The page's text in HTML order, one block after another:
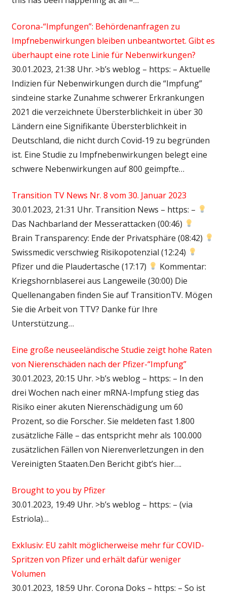
Corona-“Impfungen”: Behördenanfragen zu
Impfnebenwirkungen bleiben unbeantwortet. Gibt es
überhaupt eine rote Linie für Nebenwirkungen?
30.01.2023, 21:38 Uhr. >b’s weblog – https: – Aktuelle
Indizien für Nebenwirkungen durch die “Impfung”
sind:eine starke Zunahme schwerer Erkrankungen
2021 die verzeichnete Übersterblichkeit in über 30
Ländern eine Signifikante Übersterblichkeit in
Deutschland, die nicht durch Covid-19 zu begründen
ist. Eine Studie zu Impfnebenwirkungen belegt eine
schwere Nebenwirkungen auf 800 geimpfte…
Transition TV News Nr. 8 vom 30. Januar 2023
30.01.2023, 21:31 Uhr. Transition News – https: –
Das Nachbarland der Messerattacken (00:46)
Brain Transparency: Ende der Privatsphäre (08:42)
Swissmedic verschwieg Risikopotenzial (12:24)
Pfizer und die Plaudertasche (17:17)
Kommentar:
Kriegshornblaserei aus Langeweile (30:00) Die
Quellenangaben finden Sie auf TransitionTV. Mögen
Sie die Arbeit von TTV? Danke für Ihre
Unterstützung…
Eine große neuseeländische Studie zeigt hohe Raten
von Nierenschäden nach der Pfizer-“Impfung”
30.01.2023, 20:15 Uhr. >b’s weblog – https: – In den
drei Wochen nach einer mRNA-Impfung stieg das
Risiko einer akuten Nierenschädigung um 60
Prozent, so die Forscher. Sie meldeten fast 1.800
zusätzliche Fälle – das entspricht mehr als 100.000
zusätzlichen Fällen von Nierenverletzungen in den
Vereinigten Staaten.Den Bericht gibt’s hier….
Brought to you by Pfizer
30.01.2023, 19:49 Uhr. >b’s weblog – https: – (via
Estriola)…
Exklusiv: EU zahlt möglicherweise mehr für COVID-
Spritzen von Pfizer und erhält dafür weniger
Volumen
30.01.2023, 18:59 Uhr. Corona Doks – https: – So ist